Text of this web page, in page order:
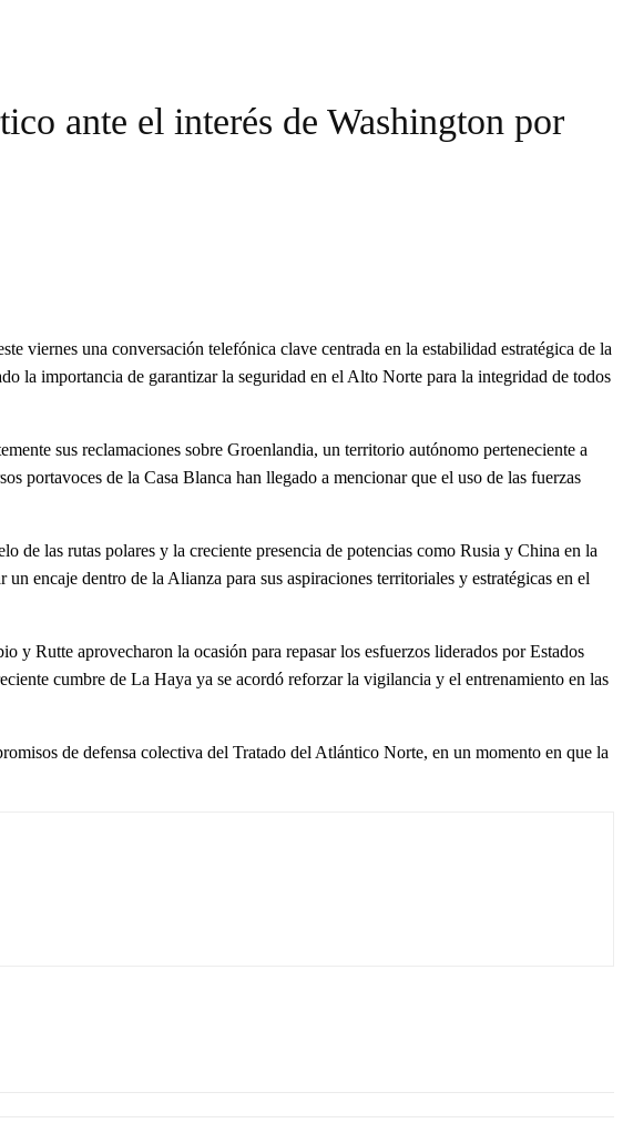
ante el interés de Washington por
viernes una conversación telefónica clave centrada en la estabilidad estratégica de la
la importancia de garantizar la seguridad en el Alto Norte para la integridad de todos
sus reclamaciones sobre Groenlandia, un territorio autónomo perteneciente a
portavoces de la Casa Blanca han llegado a mencionar que el uso de las fuerzas
las rutas polares y la creciente presencia de potencias como Rusia y China en la
encaje dentro de la Alianza para sus aspiraciones territoriales y estratégicas en el
y Rutte aprovecharon la ocasión para repasar los esfuerzos liderados por Estados
cumbre de La Haya ya se acordó reforzar la vigilancia y el entrenamiento en las
de defensa colectiva del Tratado del Atlántico Norte, en un momento en que la